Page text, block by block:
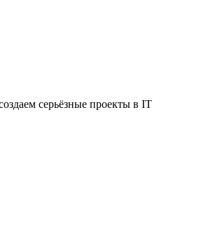
серьёзные проекты в IT